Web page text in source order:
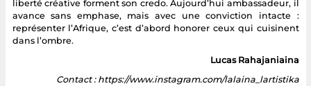
liberté créative forment son credo. Aujourd’hui ambassadeur, il
avance sans emphase, mais avec une conviction intacte :
représenter l’Afrique, c’est d’abord honorer ceux qui cuisinent
dans l’ombre.
Lucas Rahajaniaina
Contact : https://www.instagram.com/lalaina_lartistika